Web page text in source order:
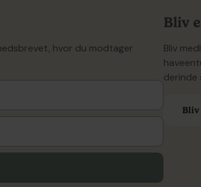
hvor du modtager
Bliv
Bliv
derinde